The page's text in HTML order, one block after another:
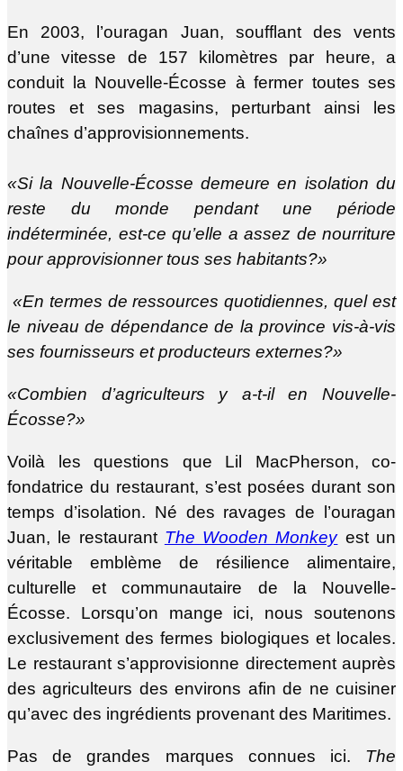
En 2003, l’ouragan Juan, soufflant des vents
d’une vitesse de 157 kilomètres par heure, a
conduit la Nouvelle-Écosse à fermer toutes ses
routes et ses magasins, perturbant ainsi les
chaînes d’approvisionnements.
«Si la Nouvelle-Écosse demeure en isolation du
reste du monde pendant une période
indéterminée, est-ce qu’elle a assez de nourriture
pour approvisionner tous ses habitants?»
«En termes de ressources quotidiennes, quel est
le niveau de dépendance de la province vis-à-vis
ses fournisseurs et producteurs externes?»
«Combien d’agriculteurs y a-t-il en Nouvelle-
Écosse?»
Voilà les questions que Lil MacPherson, co-
fondatrice du restaurant, s’est posées durant son
temps d’isolation. Né des ravages de l’ouragan
Juan, le restaurant The Wooden Monkeyest un
véritable emblème de résilience alimentaire,
culturelle et communautaire de la Nouvelle-
Écosse. Lorsqu’on mange ici, nous soutenons
exclusivement des fermes biologiques et locales.
Le restaurant s’approvisionne directement auprès
des agriculteurs des environs afin de ne cuisiner
qu’avec des ingrédients provenant des Maritimes.
Pas de grandes marques connues ici. The